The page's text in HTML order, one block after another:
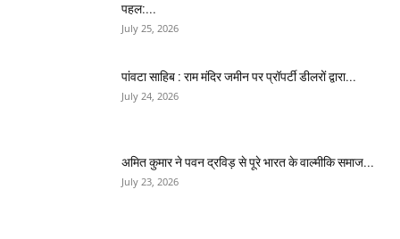
पहल:...
July 25, 2026
पांवटा साहिब : राम मंदिर जमीन पर प्रॉपर्टी डीलरों द्वारा...
July 24, 2026
अमित कुमार ने पवन द्रविड़ से पूरे भारत के वाल्मीकि समाज...
July 23, 2026